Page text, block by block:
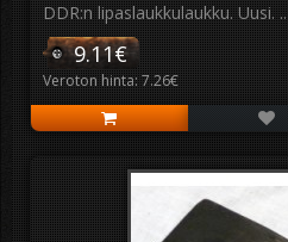
DDR:n lipaslaukkulaukku. Uusi. ..
9.11€
Veroton hinta: 7.26€